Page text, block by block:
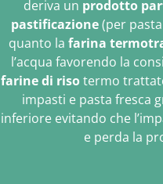
deriva un prodotto
pastificazione(per
quanto la farina
l’acqua favorendo la
farine di risotermo
impasti e pasta fresca
inferiore evitando che
e perda la